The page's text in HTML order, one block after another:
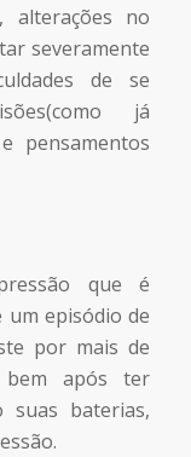
alterações no
severamente
de se
já
pensamentos
que é
um episódio de
por mais de
após ter
suas baterias,